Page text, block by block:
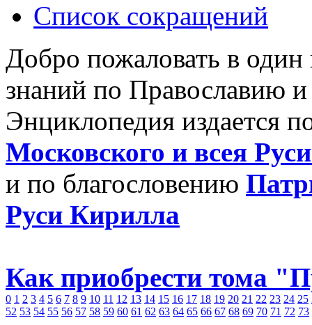
Список сокращений
Добро пожаловать в
знаний по Православию
Энциклопедия издается
Московского и всея
и по благословению
Руси Кирилла
Как приобрести тома
0 1 2 3 4 5 6 7 8 9 10 11 12 13 14 15 16 17 18 19 20 21 22 23 24 25
52 53 54 55 56 57 58 59 60 61 62 63 64 65 66 67 68 69 70 71 72 73